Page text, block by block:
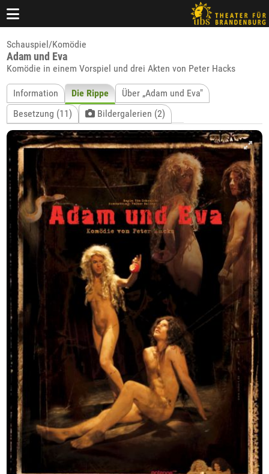
Schauspiel/Komödie
Adam und Eva
Komödie in einem Vorspiel und drei Akten von Peter Hacks
Information Die Rippe
Über „Adam und Eva"
Besetzung (11)
Bildergalerien (2)